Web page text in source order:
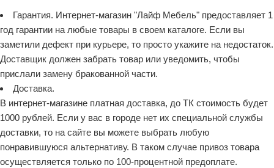
Гарантия. Интернет-магазин "Лайф Мебель" предоставляет 1
год гарантии на любые товары в своем каталоге. Если вы
заметили дефект при курьере, то просто укажите на недостаток.
Доставщик должен забрать товар или уведомить, чтобы
прислали замену бракованной части.
Доставка.
В интернет-магазине платная доставка, до ТК стоимость будет
1000 рублей. Если у вас в городе нет их специальной службы
доставки, то на сайте вы можете выбрать любую
понравившуюся альтернативу. В таком случае привоз товара
осуществляется только по 100-процентной предоплате.